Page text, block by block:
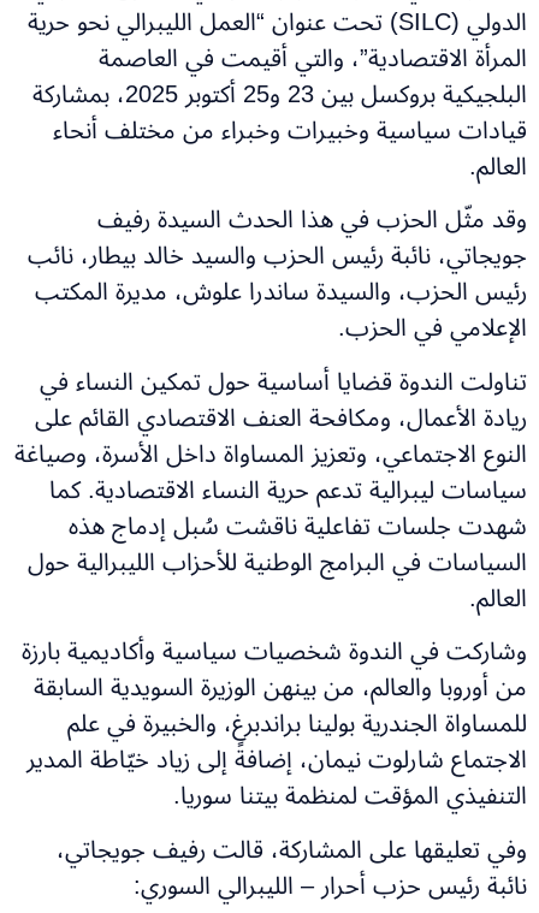
الدولي (SILC) تحت عنوان “العمل الليبرالي نحو حرية
المرأة الاقتصادية”، والتي أقيمت في العاصمة
البلجيكية بروكسل بين 23 و25 أكتوبر 2025، بمشاركة
قيادات سياسية وخبيرات وخبراء من مختلف أنحاء
العالم.
وقد مثّل الحزب في هذا الحدث السيدة رفيف
جويجاتي، نائبة رئيس الحزب والسيد خالد بيطار، نائب
رئيس الحزب، والسيدة ساندرا علوش، مديرة المكتب
الإعلامي في الحزب.
تناولت الندوة قضايا أساسية حول تمكين النساء في
ريادة الأعمال، ومكافحة العنف الاقتصادي القائم على
النوع الاجتماعي، وتعزيز المساواة داخل الأسرة، وصياغة
سياسات ليبرالية تدعم حرية النساء الاقتصادية. كما
شهدت جلسات تفاعلية ناقشت سُبل إدماج هذه
السياسات في البرامج الوطنية للأحزاب الليبرالية حول
العالم.
وشاركت في الندوة شخصيات سياسية وأكاديمية بارزة
من أوروبا والعالم، من بينهن الوزيرة السويدية السابقة
للمساواة الجندرية بولينا براندبرغ، والخبيرة في علم
الاجتماع شارلوت نيمان، إضافةً إلى زياد خيّاطة المدير
التنفيذي المؤقت لمنظمة بيتنا سوريا.
وفي تعليقها على المشاركة، قالت رفيف جويجاتي،
نائبة رئيس حزب أحرار – الليبرالي السوري: